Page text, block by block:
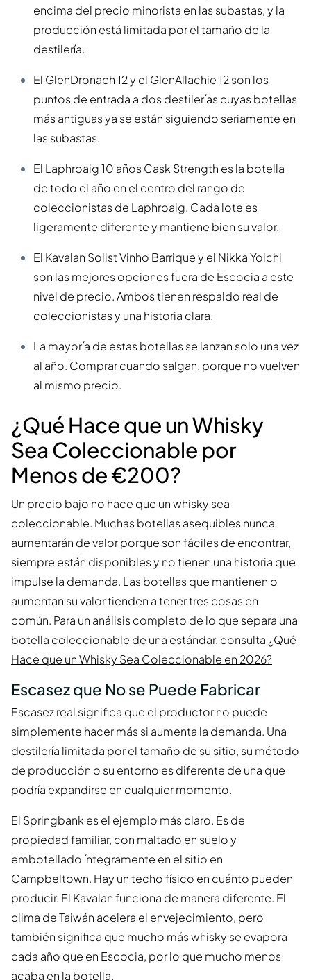
encima del precio minorista en las subastas, y la
producción está limitada por el tamaño de la
destilería.
El GlenDronach 12y el GlenAllachie 12son los
puntos de entrada a dos destilerías cuyas botellas
más antiguas ya se están siguiendo seriamente en
las subastas.
El Laphroaig 10 años Cask Strength es la botella
de todo el año en el centro del rango de
coleccionistas de Laphroaig. Cada lote es
ligeramente diferente y mantiene bien su valor.
El Kavalan Solist Vinho Barrique y el Nikka Yoichi
son las mejores opciones fuera de Escocia a este
nivel de precio. Ambos tienen respaldo real de
coleccionistas y una historia clara.
La mayoría de estas botellas se lanzan solo una vez
al año. Comprar cuando salgan, porque no vuelven
al mismo precio.
¿Qué Hace que un Whisky
Sea Coleccionable por
Menos de €200?
Un precio bajo no hace que un whisky sea
coleccionable. Muchas botellas asequibles nunca
aumentarán de valor porque son fáciles de encontrar,
siempre están disponibles y no tienen una historia que
impulse la demanda. Las botellas que mantienen o
aumentan su valor tienden a tener tres cosas en
común. Para un análisis completo de lo que separa una
botella coleccionable de una estándar, consulta ¿Qué
Hace que un Whisky Sea Coleccionable en 2026?
Escasez que No se Puede Fabricar
Escasez real significa que el productor no puede
simplemente hacer más si aumenta la demanda. Una
destilería limitada por el tamaño de su sitio, su método
de producción o su entorno es diferente de una que
podría expandirse en cualquier momento.
El Springbank es el ejemplo más claro. Es de
propiedad familiar, con maltado en suelo y
embotellado íntegramente en el sitio en
Campbeltown. Hay un techo físico en cuánto pueden
producir. El Kavalan funciona de manera diferente. El
clima de Taiwán acelera el envejecimiento, pero
también significa que mucho más whisky se evapora
cada año que en Escocia, por lo que mucho menos
acaba en la botella.